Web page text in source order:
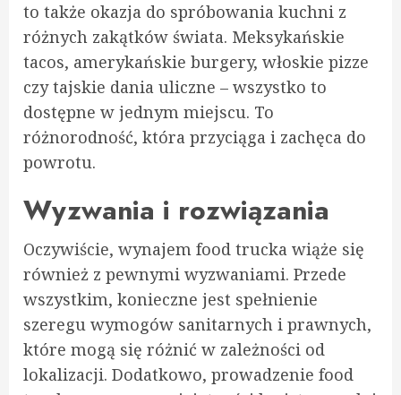
to także okazja do spróbowania kuchni z
różnych zakątków świata. Meksykańskie
tacos, amerykańskie burgery, włoskie pizze
czy tajskie dania uliczne – wszystko to
dostępne w jednym miejscu. To
różnorodność, która przyciąga i zachęca do
powrotu.
Wyzwania i rozwiązania
Oczywiście, wynajem food trucka wiąże się
również z pewnymi wyzwaniami. Przede
wszystkim, konieczne jest spełnienie
szeregu wymogów sanitarnych i prawnych,
które mogą się różnić w zależności od
lokalizacji. Dodatkowo, prowadzenie food